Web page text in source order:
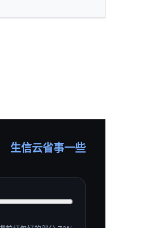
生信云省事一些